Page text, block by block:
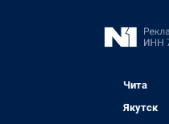
Чита
Якутск